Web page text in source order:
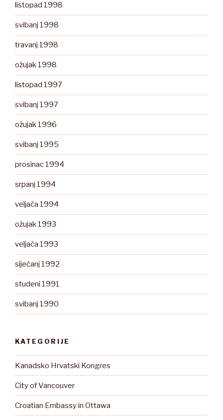
listopad 1998
svibanj 1998
travanj 1998
ožujak 1998
listopad 1997
svibanj 1997
ožujak 1996
svibanj 1995
prosinac 1994
srpanj 1994
veljača 1994
ožujak 1993
veljača 1993
siječanj 1992
studeni 1991
svibanj 1990
KATEGORIJE
Kanadsko Hrvatski Kongres
City of Vancouver
Croatian Embassy in Ottawa